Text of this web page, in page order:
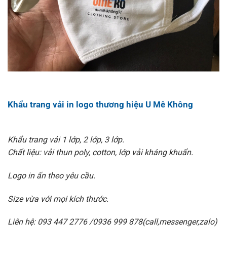
Khẩu trang vải in logo thương hiệu U Mê Không
Khẩu trang vải 1 lớp, 2 lớp, 3 lớp.
Chất liệu: vải thun poly, cotton, lớp vải kháng khuẩn.
Logo in ấn theo yêu cầu.
Size vừa với mọi kích thước.
Liên hệ: 093 447 2776 /0936 999 878(call,messenger,zalo)